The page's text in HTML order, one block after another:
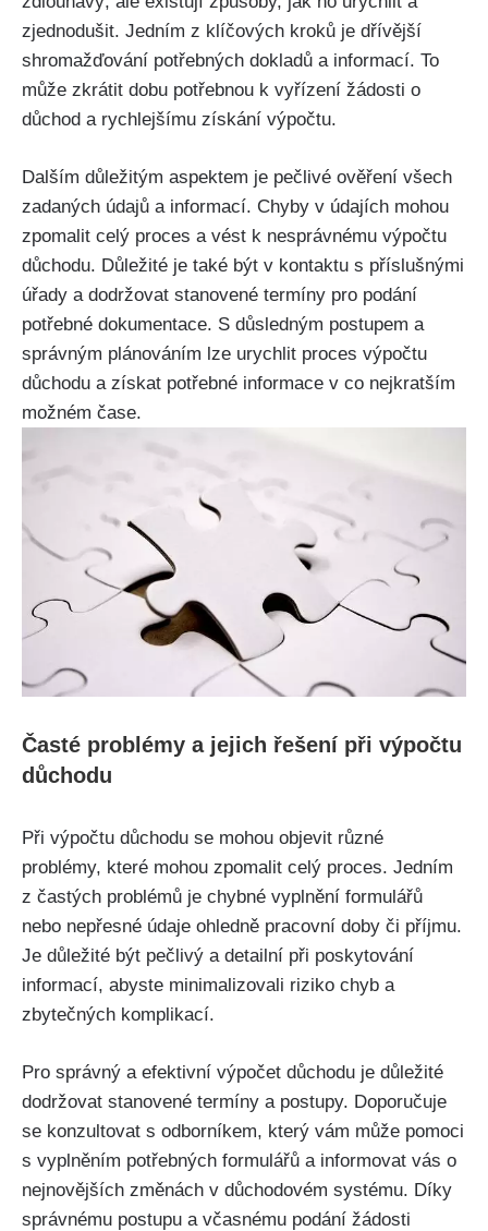
zjednodušit. Jedním z klíčových kroků je dřívější
shromažďování potřebných dokladů a informací. To
může zkrátit dobu potřebnou k vyřízení žádosti o
důchod a rychlejšímu získání výpočtu.
Dalším důležitým aspektem je pečlivé ověření všech
zadaných údajů a informací. Chyby v údajích mohou
zpomalit celý proces a vést k nesprávnému výpočtu
důchodu. Důležité je také být v kontaktu s příslušnými
úřady a dodržovat stanovené termíny pro podání
potřebné dokumentace. S důsledným postupem a
správným plánováním lze urychlit proces výpočtu
důchodu a získat potřebné informace v co nejkratším
možném čase.
Časté problémy a jejich řešení při výpočtu
důchodu
Při výpočtu důchodu se mohou objevit různé
problémy, které mohou zpomalit celý proces. Jedním
z častých problémů je chybné vyplnění formulářů
nebo nepřesné údaje ohledně pracovní doby či příjmu.
Je důležité být pečlivý a detailní při poskytování
informací, abyste minimalizovali riziko chyb a
zbytečných komplikací.
Pro správný a efektivní výpočet důchodu je důležité
dodržovat stanovené termíny a postupy. Doporučuje
se konzultovat s odborníkem, který vám může pomoci
s vyplněním potřebných formulářů a informovat vás o
nejnovějších změnách v důchodovém systému. Díky
správnému postupu a včasnému podání žádosti